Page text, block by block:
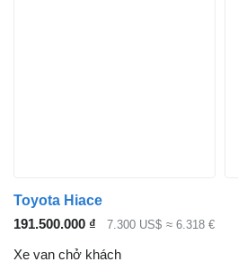
Toyota Hiace
191.500.000 ₫
7.300 US$ ≈ 6.318 €
Xe van chở khách